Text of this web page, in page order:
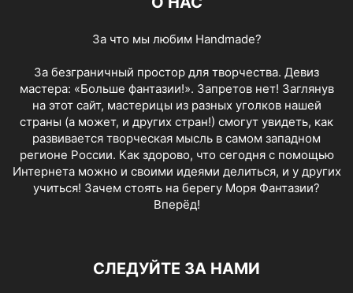
За что мы любим Handmade?
За безграничный простор для творчества. Девиз
мастера: «Больше фантазии!». Запретов нет! Заглянув
на этот сайт, мастерицы из разных уголков нашей
страны (а может, и других стран!) смогут увидеть, как
развивается творческая мысль в самом западном
регионе России. Как здорово, что сегодня с помощью
Интернета можно и своими идеями делиться, и у других
учиться! Зачем стоять на берегу Моря Фантазии?
Вперёд!
СЛЕДУЙТЕ ЗА НАМИ